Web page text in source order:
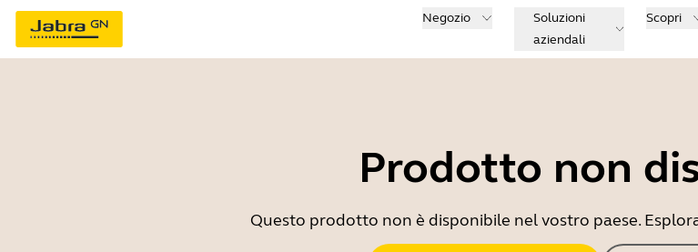
Negozio
Soluzioni
aziendali
Scopri
Prodotto non
Questo prodotto non è disponibile nel vostro paese.